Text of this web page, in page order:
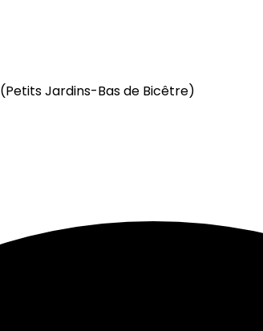
(Petits Jardins-Bas de Bicêtre)